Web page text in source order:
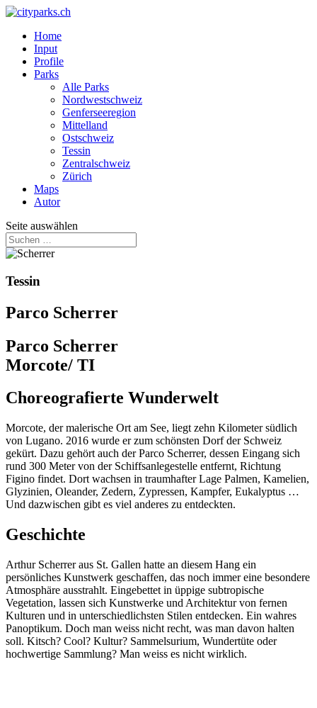
Home
Input
Profile
Parks
Alle Parks
Nordwestschweiz
Genferseeregion
Mittelland
Ostschweiz
Tessin
Zentralschweiz
Zürich
Maps
Autor
Seite auswählen
Tessin
Parco Scherrer
Parco Scherrer
Morcote/ TI
Choreografierte Wunderwelt
Morcote, der malerische Ort am See, liegt zehn Kilometer südlich
von Lugano. 2016 wurde er zum schönsten Dorf der Schweiz
gekürt. Dazu gehört auch der Parco Scherrer, dessen Eingang sich
rund 300 Meter von der Schiffsanlegestelle entfernt, Richtung
Figino findet. Dort wachsen in traumhafter Lage Palmen, Kamelien,
Glyzinien, Oleander, Zedern, Zypressen, Kampfer, Eukalyptus …
Und dazwischen gibt es viel anderes zu entdeckten.
Geschichte
Arthur Scherrer aus St. Gallen hatte an diesem Hang ein
persönliches Kunstwerk geschaffen, das noch immer eine besondere
Atmosphäre ausstrahlt. Eingebettet in üppige subtropische
Vegetation, lassen sich Kunstwerke und Architektur von fernen
Kulturen und in unterschiedlichsten Stilen entdecken. Ein wahres
Panoptikum. Doch man weiss nicht recht, was man davon halten
soll. Kitsch? Cool? Kultur? Sammelsurium, Wundertüte oder
hochwertige Sammlung? Man weiss es nicht wirklich.